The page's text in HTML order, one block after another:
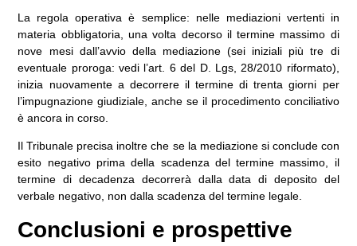
La regola operativa è semplice: nelle mediazioni vertenti in
materia obbligatoria, una volta decorso il termine massimo di
nove mesi dall’avvio della mediazione (sei iniziali più tre di
eventuale proroga: vedi l’art. 6 del D. Lgs, 28/2010 riformato),
inizia nuovamente a decorrere il termine di trenta giorni per
l’impugnazione giudiziale, anche se il procedimento conciliativo
è ancora in corso.
Il Tribunale precisa inoltre che se la mediazione si conclude con
esito negativo prima della scadenza del termine massimo, il
termine di decadenza decorrerà dalla data di deposito del
verbale negativo, non dalla scadenza del termine legale.
Conclusioni e prospettive